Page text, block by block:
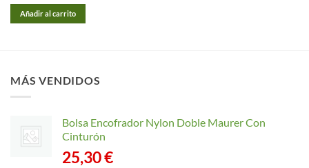
Añadir al carrito
MÁS VENDIDOS
Bolsa Encofrador Nylon Doble Maurer Con
Cinturón
25,30€